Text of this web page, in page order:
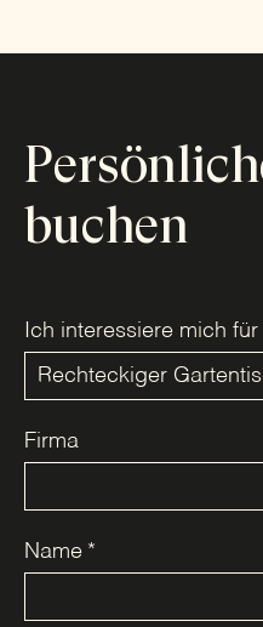
buchen
Ich interessiere mich
Firma
Name *